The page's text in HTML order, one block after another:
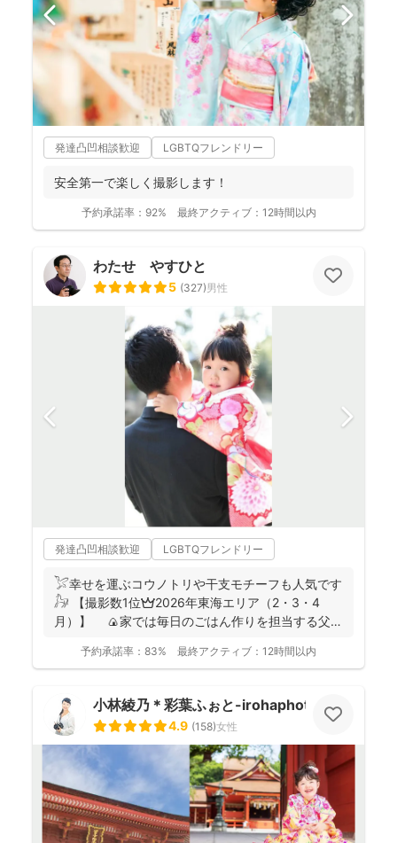
発達凸凹相談歓迎 LGBTQフレンドリー
安全第一で楽しく撮影します！
予約承諾率： 92% 最終アクティブ： 12時間以内
わたせ やすひと
5 (327)男性
発達凸凹相談歓迎 LGBTQフレンドリー
𓅯幸せを運ぶコウノトリや干支モチーフも人気です
𓃗 【撮影数1位👑2026年東海エリア（2・3・4
月）】 🍙家では毎日のごはん作りを担当する父で
予約承諾率： 83% 最終アクティブ： 12時間以内
小林綾乃＊彩葉ふぉと-irohaphoto-
4.9 (158)女性